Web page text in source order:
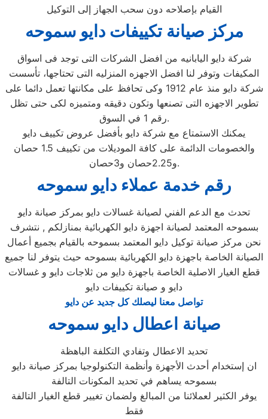
القيام بإصلاحه دون سحب الجهاز إلى التوكيل
مركز صيانة تكييفات دايو سموحه
شركة دايو اليابانيه من افضل الشركات التى توجد فى اسواق
المكيفات وتوفر لنا افضل الاجهزه المنزليه التى تحتاجها، تأسست
شركة دايو منذ عام 1912 وكى تحافظ على مكانتها تعمل دائما على
تطوير الاجهزه التى تصنعها وتكون دقيقه ومتميزه لكى حتى تظل
رقم 1 في السوق.
يمكنك الاستمتاع مع شركة دايو بأفضل عروض تكييف دايو
والخصومات الدائمة على كافة الموديلات من تكييف 1.5 حصان
و2.25حصان و3حصان.
رقم خدمة عملاء دايو سموحه
تحدث مع الدعم الفني لصيانة غسالات دايو بمركز صيانة دايو
بسموحه المعتمد لصيانة اجهزة دايو الكهربائية بمنازلكم , نتشرف
نحن مركز صيانة توكيل دايو المعتمد بسموحه بالقيام بجميع أعمال
الصيانة الخاصة باجهزة دايو الكهربائية بسموحه حيث يتوفر لنا جميع
قطع الغيار الاصلية الخاصة باجهزة دايو من ثلاجات دايو و غسالات
دايو و صيانة تكييفات دايو
تواصل معنا ليصلك كل جديد عن دايو
صيانة اعطال دايو سموحه
تحديد الاعطال وتفادي التكلفة الباهظة
ان إستخدام أحدث الأجهزة وأنظمة التكنولوجيا بمركز صيانة دايو
بسموحه يساهم في تحديد المكونات التالفة
يوفر الكثير لعملائنا من المبالغ ولضمان تغيير قطع الغيار التالفة
فقط